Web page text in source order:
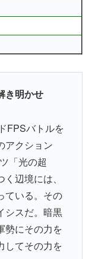
き明かせ
FPSバトルを
アクション
「光の超
辺境には、
ている。その
シスだ。暗黒
勢にその力を
してその力を